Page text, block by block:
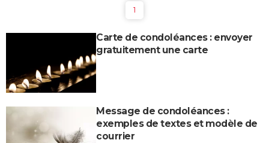
1
Carte de condoléances : envoyer
gratuitement une carte
Message de condoléances :
exemples de textes et modèle de
courrier